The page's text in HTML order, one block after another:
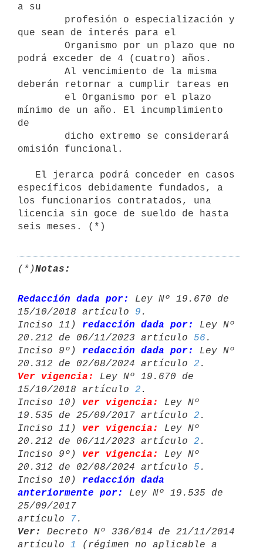
a su
que sean de interés para el
podrá exceder de 4 (cuatro) años.
deberán retornar a cumplir tareas en
mínimo de un año. El incumplimiento
de
omisión funcional.
específicos debidamente fundados, a
los funcionarios contratados, una
licencia sin goce de sueldo de hasta
(*)Notas:
Redacción dada por:
Ley Nº 19.670 de
15/10/2018 artículo 9 .
Inciso 11) redacción dada por:
Ley Nº
20.212 de 06/11/2023 artículo 56 .
Inciso 9º) redacción dada por:
Ley Nº
20.312 de 02/08/2024 artículo 2
Ver vigencia:
Ley Nº 19.670 de
15/10/2018 artículo 2 .
Inciso 10) ver vigencia:
Ley Nº
19.535 de 25/09/2017 artículo 2 .
Inciso 11) ver vigencia:
Ley Nº
20.212 de 06/11/2023 artículo 2 .
Inciso 9º) ver vigencia:
Ley Nº
20.312 de 02/08/2024 artículo 5 .
Inciso 10) redacción dada
anteriormente por:
Ley Nº 19.535 de
25/09/2017
artículo
7
Ver:
Decreto Nº 336/014 de 21/11/2014
artículo 1 (régimen no aplicable a